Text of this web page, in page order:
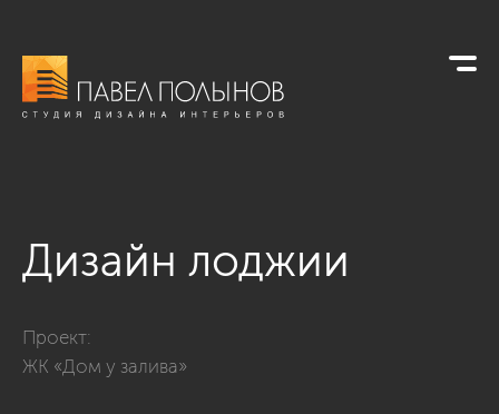
Дизайн лоджии
Проект:
ЖК «Дом у залива»